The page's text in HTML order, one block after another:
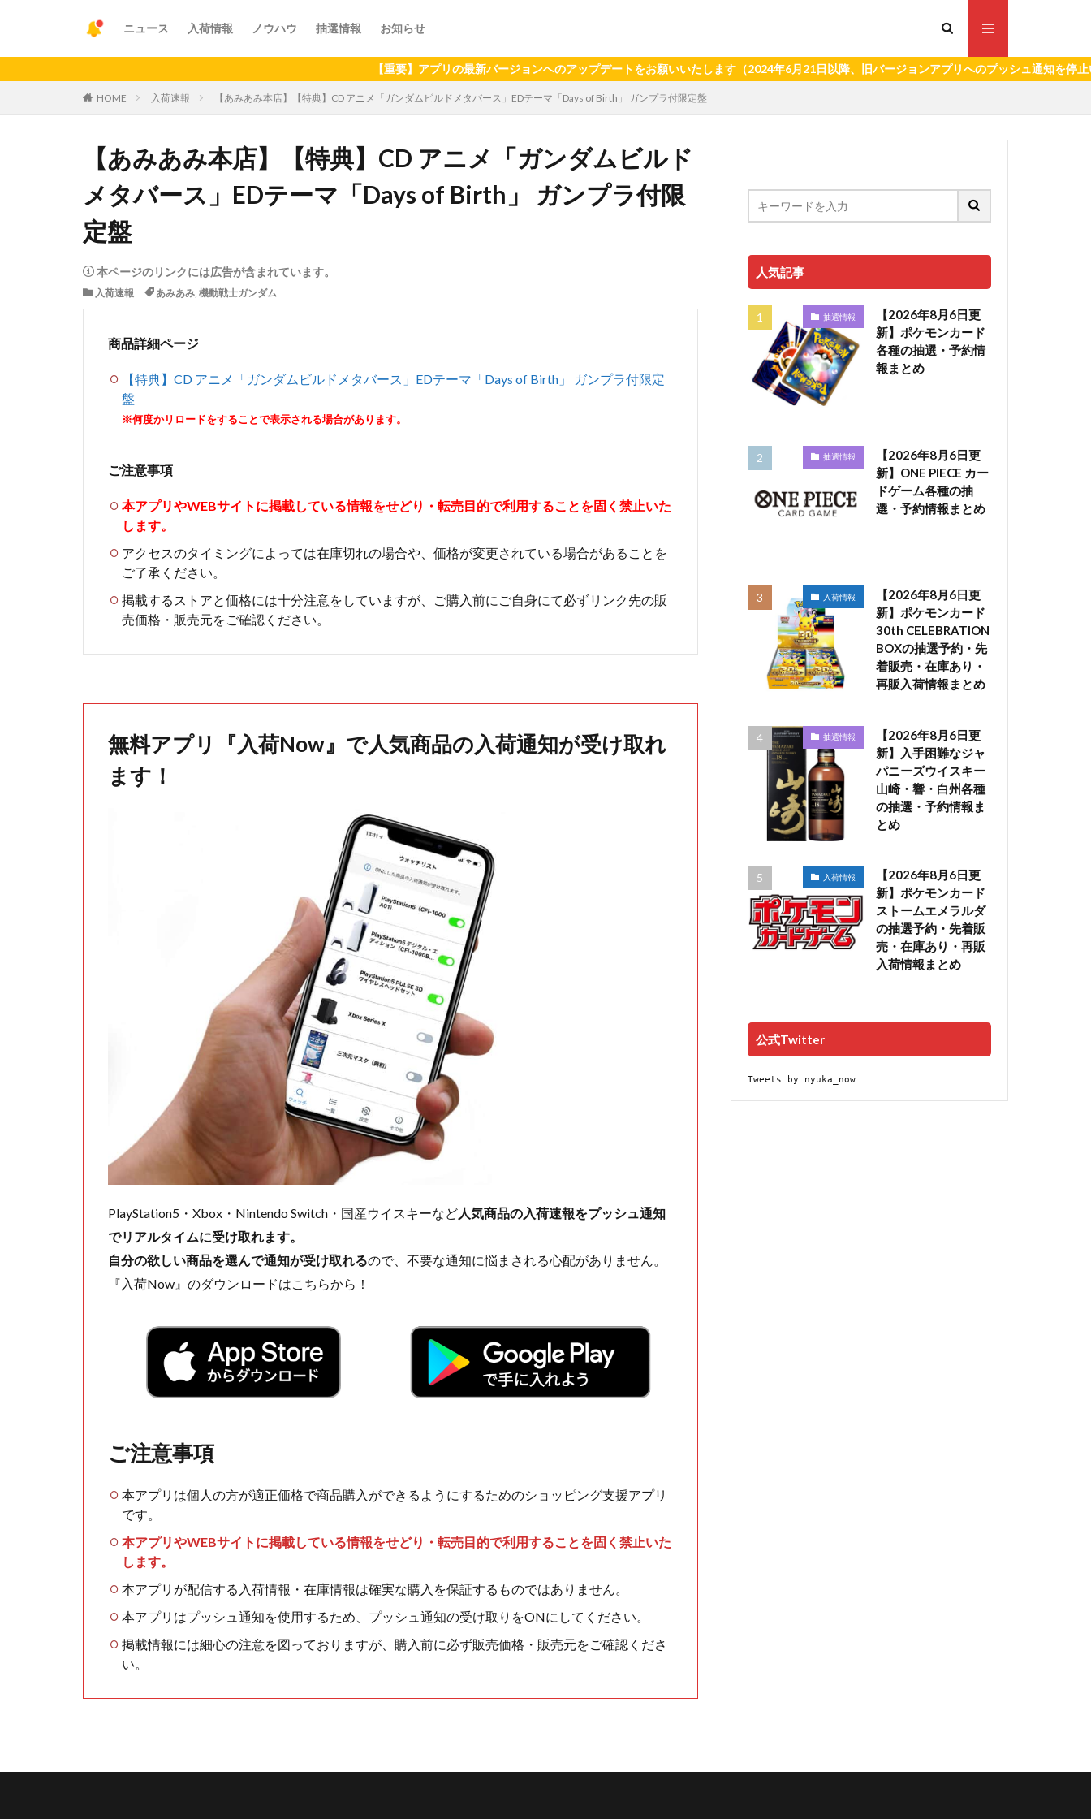
ニュース 入荷情報 ノウハウ 抽選情報 お知らせ
【重要】アプリの最新バージョンへのアップデートをお願いいたします（2024年6月21日以降、旧バージョンアプリへのプッシュ通知を停止いたしま
HOME 入荷速報 【あみあみ本店】【特典】CD アニメ「ガンダムビルドメタバース」EDテーマ「Days of Birth」 ガンプラ付限定盤
【あみあみ本店】【特典】CD アニメ「ガンダムビルド
メタバース」EDテーマ「Days of Birth」 ガンプラ付限
定盤
本ページのリンクには広告が含まれています。
入荷速報 あみあみ, 機動戦士ガンダム
商品詳細ページ
【特典】CD アニメ「ガンダムビルドメタバース」EDテーマ「Days of Birth」 ガンプラ付限定
盤
※何度かリロードをすることで表示される場合があります。
ご注意事項
本アプリやWEBサイトに掲載している情報をせどり・転売目的で利用することを固く禁止いた
します。
アクセスのタイミングによっては在庫切れの場合や、価格が変更されている場合があることを
ご了承ください。
掲載するストアと価格には十分注意をしていますが、ご購入前にご自身にて必ずリンク先の販
売価格・販売元をご確認ください。
無料アプリ『入荷Now』で人気商品の入荷通知が受け取れ
ます！
PlayStation5・Xbox・Nintendo Switch・国産ウイスキーなど人気商品の入荷速報をプッシュ通知
でリアルタイムに受け取れます。
自分の欲しい商品を選んで通知が受け取れるので、不要な通知に悩まされる心配がありません。
『入荷Now』のダウンロードはこちらから！
ご注意事項
本アプリは個人の方が適正価格で商品購入ができるようにするためのショッピング支援アプリ
です。
本アプリやWEBサイトに掲載している情報をせどり・転売目的で利用することを固く禁止いた
します。
本アプリが配信する入荷情報・在庫情報は確実な購入を保証するものではありません。
本アプリはプッシュ通知を使用するため、プッシュ通知の受け取りをONにしてください。
掲載情報には細心の注意を図っておりますが、購入前に必ず販売価格・販売元をご確認くださ
い。
人気記事
抽選情報
【2026年8月6日更
新】ポケモンカード
各種の抽選・予約情
報まとめ
抽選情報
【2026年8月6日更
新】ONE PIECE カー
ドゲーム各種の抽
選・予約情報まとめ
入荷情報
【2026年8月6日更
新】ポケモンカード
30th CELEBRATION
BOXの抽選予約・先
着販売・在庫あり・
再販入荷情報まとめ
抽選情報
【2026年8月6日更
新】入手困難なジャ
パニーズウイスキー
山崎・響・白州各種
の抽選・予約情報ま
とめ
入荷情報
【2026年8月6日更
新】ポケモンカード
ストームエメラルダ
の抽選予約・先着販
売・在庫あり・再販
入荷情報まとめ
公式Twitter
Tweets by nyuka_now